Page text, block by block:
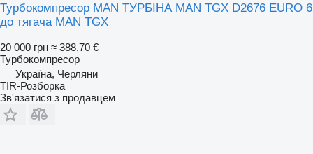
Турбокомпресор MAN ТУРБІНА MAN TGX D2676 EURO 6
до тягача MAN TGX
20 000 грн ≈ 388,70 €
Турбокомпресор
Україна, Черляни
TIR-Розборка
Зв'язатися з продавцем